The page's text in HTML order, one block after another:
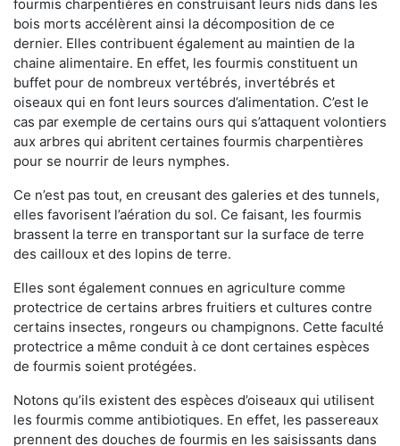
fourmis charpentières en construisant leurs nids dans les
bois morts accélèrent ainsi la décomposition de ce
dernier. Elles contribuent également au maintien de la
chaine alimentaire. En effet, les fourmis constituent un
buffet pour de nombreux vertébrés, invertébrés et
oiseaux qui en font leurs sources d’alimentation. C’est le
cas par exemple de certains ours qui s’attaquent volontiers
aux arbres qui abritent certaines fourmis charpentières
pour se nourrir de leurs nymphes.
Ce n’est pas tout, en creusant des galeries et des tunnels,
elles favorisent l’aération du sol. Ce faisant, les fourmis
brassent la terre en transportant sur la surface de terre
des cailloux et des lopins de terre.
Elles sont également connues en agriculture comme
protectrice de certains arbres fruitiers et cultures contre
certains insectes, rongeurs ou champignons. Cette faculté
protectrice a même conduit à ce dont certaines espèces
de fourmis soient protégées.
Notons qu’ils existent des espèces d’oiseaux qui utilisent
les fourmis comme antibiotiques. En effet, les passereaux
prennent des douches de fourmis en les saisissants dans